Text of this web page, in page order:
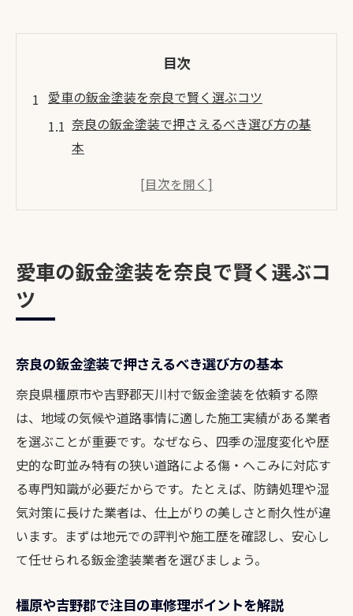
目次
愛車の鈑金塗装を奈良で賢く選ぶコツ
奈良の鈑金塗装で押さえるべき選び方の基
本
橿原や吉野郡で注目の車修理ポイントを解
方法
法
キズ修理に強い奈良地域の鈑金塗装とは
キズ修理で差が出る奈良の鈑金塗装技術の
特徴
橿原エリアで板金塗装が選ばれる理由を検
証
車修理奈良で信頼される施工のポイントを
紹介
便利
愛車の鈑金塗装を奈良で賢く選ぶコ
ツ
奈良の鈑金塗装で押さえるべき選び方の基本
奈良県橿原市や吉野郡天川村で鈑金塗装を依頼する際
は、地域の気候や道路事情に適した施工実績がある業者
を選ぶことが重要です。なぜなら、四季の湿度変化や歴
史的な町並み特有の狭い道路による傷・へこみに対応す
る専門知識が必要だからです。たとえば、防錆処理や湿
気対策に長けた業者は、仕上がりの美しさと耐久性が違
います。まずは地元での評判や施工歴を確認し、安心し
て任せられる鈑金塗装業者を選びましょう。
橿原や吉野郡で注目の車修理ポイントを解説